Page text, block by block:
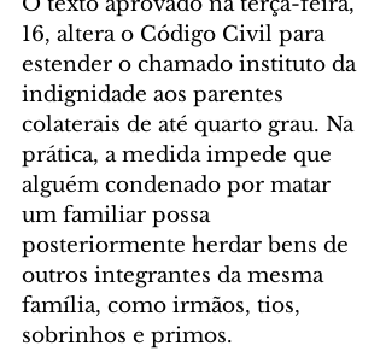
16, altera o Código Civil para
estender o chamado instituto da
indignidade aos parentes
colaterais de até quarto grau. Na
prática, a medida impede que
alguém condenado por matar
um familiar possa
posteriormente herdar bens de
outros integrantes da mesma
família, como irmãos, tios,
sobrinhos e primos.